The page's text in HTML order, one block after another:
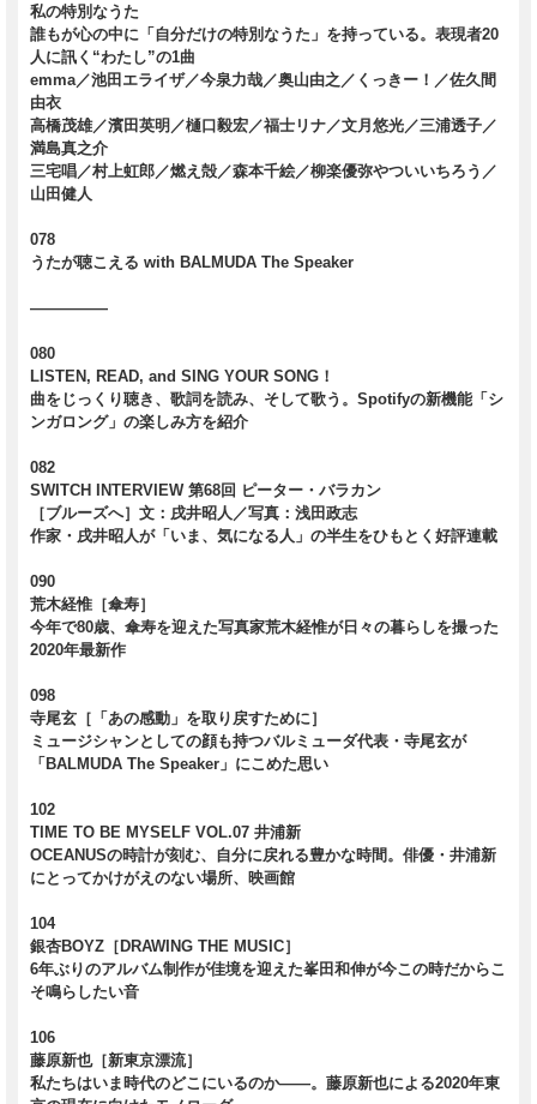
私の特別なうた
誰もが心の中に「自分だけの特別なうた」を持っている。表現者20
人に訊く“わたし”の1曲
emma／池田エライザ／今泉力哉／奥山由之／くっきー！／佐久間
由衣
高橋茂雄／濱田英明／樋口毅宏／福士リナ／文月悠光／三浦透子／
満島真之介
三宅唱／村上虹郎／燃え殻／森本千絵／柳楽優弥やついいちろう／
山田健人
078
うたが聴こえる with BALMUDA The Speaker
―――――
080
LISTEN, READ, and SING YOUR SONG！
曲をじっくり聴き、歌詞を読み、そして歌う。Spotifyの新機能「シ
ンガロング」の楽しみ方を紹介
082
SWITCH INTERVIEW 第68回 ピーター・バラカン
［ブルーズへ］文：戌井昭人／写真：浅田政志
作家・戌井昭人が「いま、気になる人」の半生をひもとく好評連載
090
荒木経惟［傘寿］
今年で80歳、傘寿を迎えた写真家荒木経惟が日々の暮らしを撮った
2020年最新作
098
寺尾玄［「あの感動」を取り戻すために］
ミュージシャンとしての顔も持つバルミューダ代表・寺尾玄が
「BALMUDA The Speaker」にこめた思い
102
TIME TO BE MYSELF VOL.07 井浦新
OCEANUSの時計が刻む、自分に戻れる豊かな時間。俳優・井浦新
にとってかけがえのない場所、映画館
104
銀杏BOYZ［DRAWING THE MUSIC］
6年ぶりのアルバム制作が佳境を迎えた峯田和伸が今この時だからこ
そ鳴らしたい音
106
藤原新也［新東京漂流］
私たちはいま時代のどこにいるのか――。藤原新也による2020年東